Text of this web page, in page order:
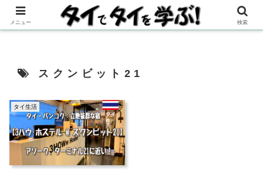
スクンビット21
タイ生活
メニュー 検索